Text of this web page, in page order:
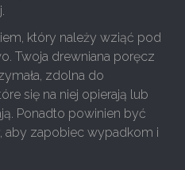
który należy wziąć pod
Twoja drewniana poręcz
zdolna do
się na niej opierają lub
Ponadto powinien być
aby zapobiec wypadkom i